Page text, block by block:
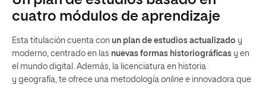
cuatro módulos de aprendizaje
Esta titulación cuenta con un plan de estudios actualizado y
moderno, centrado en las nuevas formas historiográficas y en
el mundo digital. Además, la licenciatura en historia
y geografía, te ofrece una metodología online e innovadora que